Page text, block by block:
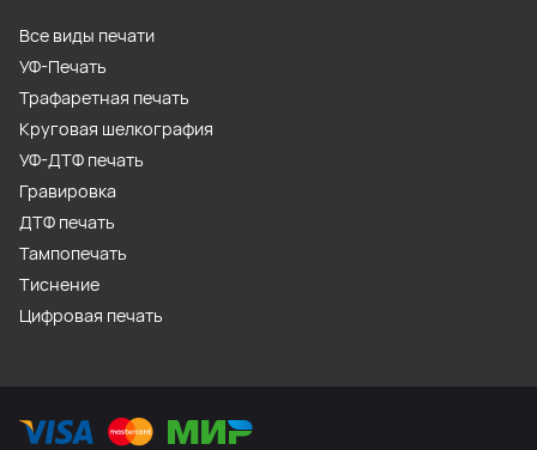
Все виды печати
УФ-Печать
Трафаретная печать
Круговая шелкография
УФ-ДТФ печать
Гравировка
ДТФ печать
Тампопечать
Тиснение
Цифровая печать